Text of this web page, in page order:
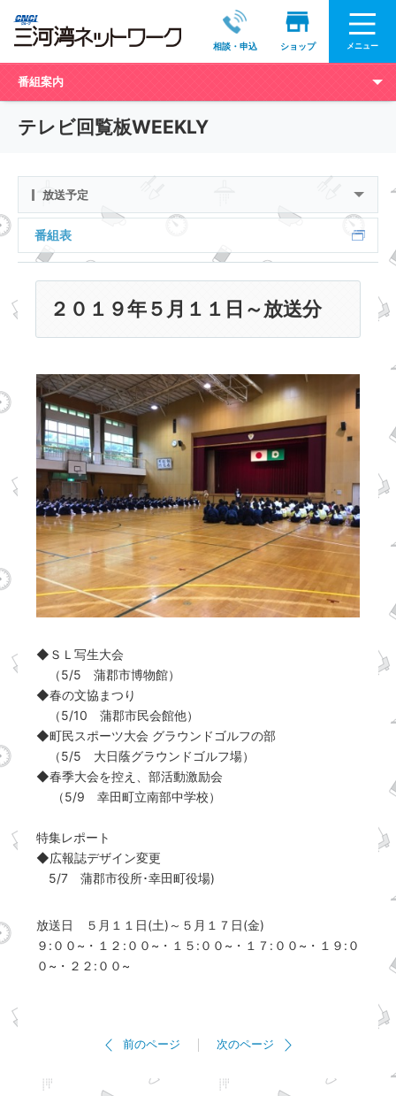
相談・申込 ショップ メニュー
番組案内
テレビ回覧板WEEKLY
放送予定
番組表
２０１９年５月１１日～放送分
◆ＳＬ写生大会
（5/5 蒲郡市博物館）
◆春の文協まつり
（5/10 蒲郡市民会館他）
◆町民スポーツ大会 グラウンドゴルフの部
（5/5 大日蔭グラウンドゴルフ場）
◆春季大会を控え、部活動激励会
（5/9 幸田町立南部中学校）
特集レポート
◆広報誌デザイン変更
5/7 蒲郡市役所･幸田町役場)
放送日 ５月１１日(土)～５月１７日(金)
９:００~・１２:００~・１５:００~・１７:００~・１９:０
０~・２２:００~
前のページ 次のページ